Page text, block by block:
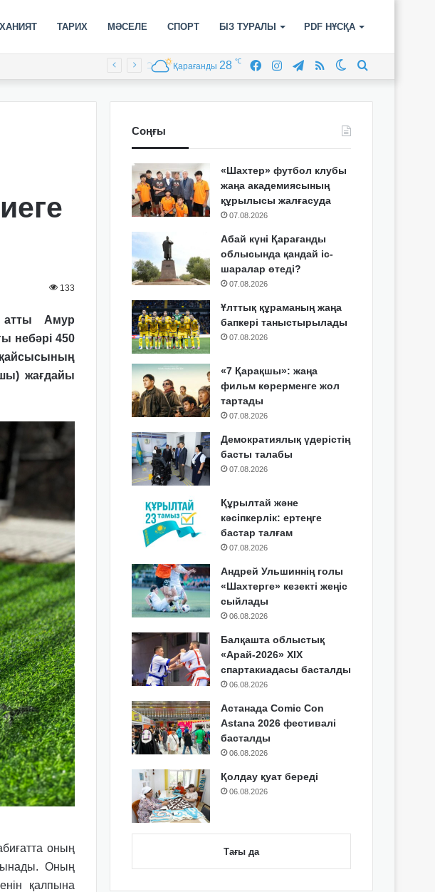
ТАРИХ МӘСЕЛЕ СПОРТ БІЗ ТУРАЛЫ PDF НҰСҚА
Switch
RSS
Telegram
Instagram
Facebook
Қарағанды 28 ℃
133
атты Амур
небәрі 450
жағдайы
оның
Оның
қалпына
Соңғы
«Шахтер» футбол клубы
жаңа академиясының
құрылысы жалғасуда
07.08.2026
Абай күні Қарағанды
облысында қандай іс-
шаралар өтеді?
07.08.2026
Ұлттық құраманың жаңа
бапкері таныстырылады
07.08.2026
«7 Қарақшы»: жаңа
фильм көрерменге жол
тартады
07.08.2026
Демократиялық үдерістің
басты талабы
07.08.2026
Құрылтай және
кәсіпкерлік: ертеңге
бастар талғам
07.08.2026
Андрей Ульшиннің голы
«Шахтерге» кезекті жеңіс
сыйлады
06.08.2026
Балқашта облыстық
«Арай-2026» XIX
спартакиадасы басталды
06.08.2026
Астанада Comic Con
Astana 2026 фестивалі
басталды
06.08.2026
Қолдау қуат береді
06.08.2026
Тағы да